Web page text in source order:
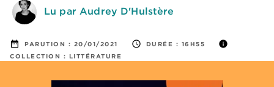
Lu par Audrey D'Hulstère
date_range PARUTION : 20/01/2021 access_time DURÉE : 16H55 info
COLLECTION : LITTÉRATURE